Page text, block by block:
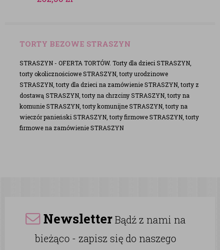
TORTY BEZOWE STRASZYN
STRASZYN - OFERTA TORTÓW. Torty dla dzieci STRASZYN,
torty okolicznościowe STRASZYN, torty urodzinowe
STRASZYN, torty dla dzieci na zamówienie STRASZYN, torty z
dostawą STRASZYN, torty na chrzciny STRASZYN, torty na
komunie STRASZYN, torty komunijne STRASZYN, torty na
wieczór panieński STRASZYN, torty firmowe STRASZYN, torty
firmowe na zamówienie STRASZYN
NewsletterBądź z nami na
bieżąco - zapisz się do naszego